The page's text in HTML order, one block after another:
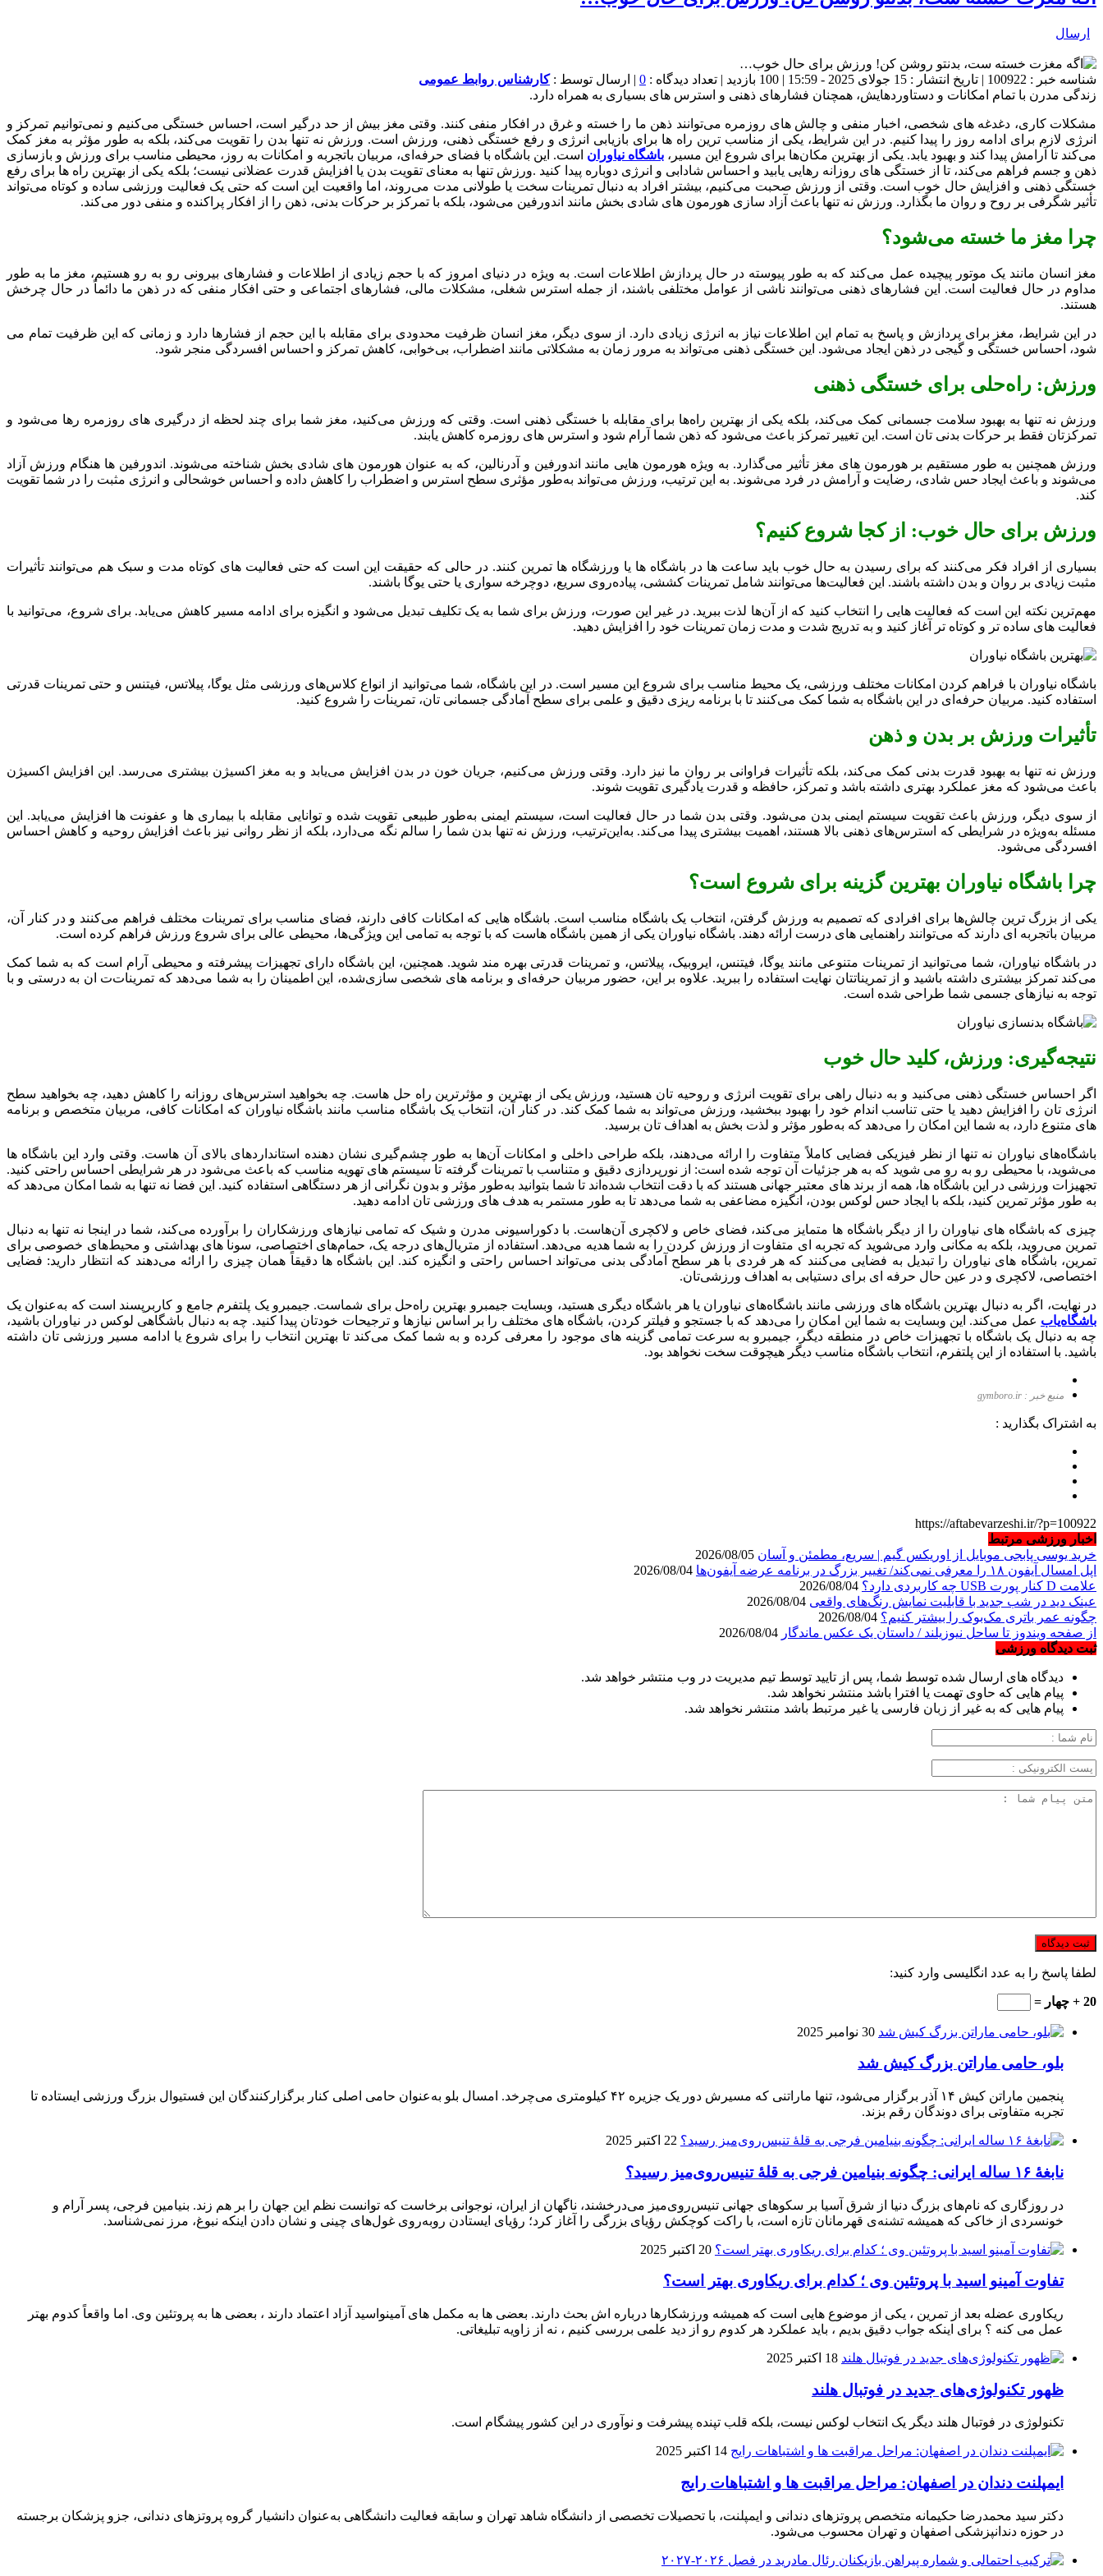
ارسال
شناسه خبر : 100922 | تاریخ انتشار : 15 جولای 2025 - 15:59 | 100 بازدید | تعداد دیدگاه : 0 | ارسال توسط :کارشناس روابط عمومی
زندگی مدرن با تمام امکانات و دستاوردهایش، همچنان فشارهای ذهنی و استرس ‌های بسیاری به همراه دارد.
مشکلات کاری، دغدغه‌ های شخصی، اخبار منفی و چالش ‌های روزمره می‌توانند ذهن ما را خسته و غرق در افکار منفی کنند. وقتی مغز بیش از حد درگیر است، احساس خستگی می‌کنیم و نمی‌توانیم تمرکز و
انرژی لازم برای ادامه روز را پیدا کنیم. در این شرایط، یکی از مناسب ترین راه ‌ها برای بازیابی انرژی و رفع خستگی ذهنی، ورزش است. ورزش نه تنها بدن را تقویت می‌کند، بلکه به‌ طور مؤثر به مغز کمک
می‌کند تا آرامش پیدا کند و بهبود یابد. یکی از بهترین مکان‌ها برای شروع این مسیر، باشگاه نیاوران است. این باشگاه با فضای حرفه‌ای، مربیان باتجربه و امکانات به ‌روز، محیطی مناسب برای ورزش و بازسازی
ذهن و جسم فراهم می‌کند، تا از خستگی ‌های روزانه رهایی یابید و احساس شادابی و انرژی دوباره پیدا کنید .ورزش تنها به معنای تقویت بدن یا افزایش قدرت عضلانی نیست؛ بلکه یکی از بهترین راه ‌ها برای رفع
خستگی ذهنی و افزایش حال خوب است. وقتی از ورزش صحبت می‌کنیم، بیشتر افراد به‌ دنبال تمرینات سخت یا طولانی مدت می‌روند، اما واقعیت این است که حتی یک فعالیت ورزشی ساده و کوتاه می‌تواند
تأثیر شگرفی بر روح و روان ما بگذارد. ورزش نه تنها باعث آزاد سازی هورمون ‌های شادی ‌بخش مانند اندورفین می‌شود، بلکه با تمرکز بر حرکات بدنی، ذهن را از افکار پراکنده و منفی دور می‌کند.
چرا مغز ما خسته می‌شود؟
مغز انسان مانند یک موتور پیچیده عمل می‌کند که به‌ طور پیوسته در حال پردازش اطلاعات است. به ‌ویژه در دنیای امروز که با حجم زیادی از اطلاعات و فشارهای بیرونی رو به ‌رو هستیم، مغز ما به ‌طور
مداوم در حال فعالیت است. این فشارهای ذهنی می‌توانند ناشی از عوامل مختلفی باشند، از جمله استرس شغلی، مشکلات مالی، فشارهای اجتماعی و حتی افکار منفی که در ذهن ما دائماً در حال چرخش
هستند.
در این شرایط، مغز برای پردازش و پاسخ به تمام این اطلاعات نیاز به انرژی زیادی دارد. از سوی دیگر، مغز انسان ظرفیت محدودی برای مقابله با این حجم از فشارها دارد و زمانی که این ظرفیت تمام می‌
شود، احساس خستگی و گیجی در ذهن ایجاد می‌شود. این خستگی ذهنی می‌تواند به‌ مرور زمان به مشکلاتی مانند اضطراب، بی‌خوابی، کاهش تمرکز و احساس افسردگی منجر شود.
ورزش: راه‌حلی برای خستگی ذهنی
ورزش نه تنها به بهبود سلامت جسمانی کمک می‌کند، بلکه یکی از بهترین راه‌ها برای مقابله با خستگی ذهنی است. وقتی که ورزش می‌کنید، مغز شما برای چند لحظه از درگیری ‌های روزمره رها می‌شود و
تمرکزتان فقط بر حرکات بدنی ‌تان است. این تغییر تمرکز باعث می‌شود که ذهن شما آرام شود و استرس‌ های روزمره کاهش یابند.
ورزش همچنین به‌ طور مستقیم بر هورمون ‌های مغز تأثیر می‌گذارد. به ‌ویژه هورمون‌ هایی مانند اندورفین و آدرنالین، که به عنوان هورمون ‌های شادی ‌بخش شناخته می‌شوند. اندورفین ‌ها هنگام ورزش آزاد
می‌شوند و باعث ایجاد حس شادی، رضایت و آرامش در فرد می‌شوند. به ‌این‌ ترتیب، ورزش می‌تواند به‌طور مؤثری سطح استرس و اضطراب را کاهش داده و احساس خوشحالی و انرژی مثبت را در شما تقویت
کند.
ورزش برای حال خوب: از کجا شروع کنیم؟
بسیاری از افراد فکر می‌کنند که برای رسیدن به حال خوب باید ساعت‌ ها در باشگاه‌ ها یا ورزشگاه‌ ها تمرین کنند. در حالی که حقیقت این است که حتی فعالیت‌ های کوتاه مدت و سبک هم می‌توانند تأثیرات
مثبت زیادی بر روان و بدن داشته باشند. این فعالیت‌ها می‌توانند شامل تمرینات کششی، پیاده‌روی سریع، دوچرخه‌ سواری یا حتی یوگا باشند.
مهم‌ترین نکته این است که فعالیت‌ هایی را انتخاب کنید که از آن‌ها لذت ببرید. در غیر این صورت، ورزش برای شما به یک تکلیف تبدیل می‌شود و انگیزه برای ادامه مسیر کاهش می‌یابد. برای شروع، می‌توانید با
فعالیت‌ های ساده‌ تر و کوتاه‌ تر آغاز کنید و به تدریج شدت و مدت زمان تمرینات خود را افزایش دهید.
باشگاه نیاوران با فراهم کردن امکانات مختلف ورزشی، یک محیط مناسب برای شروع این مسیر است. در این باشگاه، شما می‌توانید از انواع کلاس‌های ورزشی مثل یوگا، پیلاتس، فیتنس و حتی تمرینات قدرتی
استفاده کنید. مربیان حرفه‌ای در این باشگاه به شما کمک می‌کنند تا با برنامه‌ ریزی دقیق و علمی برای سطح آمادگی جسمانی‌ تان، تمرینات را شروع کنید.
تأثیرات ورزش بر بدن و ذهن
ورزش نه تنها به بهبود قدرت بدنی کمک می‌کند، بلکه تأثیرات فراوانی بر روان ما نیز دارد. وقتی ورزش می‌کنیم، جریان خون در بدن افزایش می‌یابد و به مغز اکسیژن بیشتری می‌رسد. این افزایش اکسیژن
باعث می‌شود که مغز عملکرد بهتری داشته باشد و تمرکز، حافظه و قدرت یادگیری تقویت شوند.
از سوی دیگر، ورزش باعث تقویت سیستم ایمنی بدن می‌شود. وقتی بدن شما در حال فعالیت است، سیستم ایمنی به‌طور طبیعی تقویت شده و توانایی مقابله با بیماری‌ ها و عفونت‌ ها افزایش می‌یابد. این
مسئله به‌ویژه در شرایطی که استرس‌های ذهنی بالا هستند، اهمیت بیشتری پیدا می‌کند. به‌این‌ترتیب، ورزش نه تنها بدن شما را سالم نگه می‌دارد، بلکه از نظر روانی نیز باعث افزایش روحیه و کاهش احساس
افسردگی می‌شود.
چرا باشگاه نیاوران بهترین گزینه برای شروع است؟
یکی از بزرگ ‌ترین چالش‌ها برای افرادی که تصمیم به ورزش گرفتن، انتخاب یک باشگاه مناسب است. باشگاه‌ هایی که امکانات کافی دارند، فضای مناسب برای تمرینات مختلف فراهم می‌کنند و در کنار آن،
مربیان باتجربه ‌ای دارند که می‌توانند راهنمایی ‌های درست ارائه دهند. باشگاه نیاوران یکی از همین باشگاه‌ هاست که با توجه به تمامی این ویژگی‌ها، محیطی عالی برای شروع ورزش فراهم کرده است.
در باشگاه نیاوران، شما می‌توانید از تمرینات متنوعی مانند یوگا، فیتنس، ایروبیک، پیلاتس، و تمرینات قدرتی بهره ‌مند شوید. همچنین، این باشگاه دارای تجهیزات پیشرفته و محیطی آرام است که به شما کمک
می‌کند تمرکز بیشتری داشته باشید و از تمریناتتان نهایت استفاده را ببرید. علاوه بر این، حضور مربیان حرفه‌ای و برنامه ‌های شخصی‌ سازی‌شده، این اطمینان را به شما می‌دهد که تمرینات‌ت ان به درستی و با
توجه به نیازهای جسمی شما طراحی شده است.
نتیجه‌گیری: ورزش، کلید حال خوب
اگر احساس خستگی ذهنی می‌کنید و به دنبال راهی برای تقویت انرژی و روحیه ‌تان هستید، ورزش یکی از بهترین و مؤثرترین راه‌ حل‌ هاست. چه بخواهید استرس‌های روزانه را کاهش دهید، چه بخواهید سطح
انرژی‌ تان را افزایش دهید یا حتی تناسب اندام خود را بهبود ببخشید، ورزش می‌تواند به شما کمک کند. در کنار آن، انتخاب یک باشگاه مناسب مانند باشگاه نیاوران که امکانات کافی، مربیان متخصص و برنامه
‌های متنوع دارد، به شما این امکان را می‌دهد که به‌طور مؤثر و لذت ‌بخش به اهداف ‌تان برسید.
باشگاه‌های نیاوران نه تنها از نظر فیزیکی فضایی کاملاً متفاوت را ارائه می‌دهند، بلکه طراحی داخلی و امکانات آن‌ها به ‌طور چشم‌گیری نشان ‌دهنده استانداردهای بالای آن ‌هاست. وقتی وارد این باشگاه‌ ها
می‌شوید، با محیطی رو به ‌رو می‌ شوید که به هر جزئیات آن توجه شده است: از نورپردازی دقیق و متناسب با تمرینات گرفته تا سیستم‌ های تهویه‌ مناسب که باعث می‌شود در هر شرایطی احساس راحتی کنید.
تجهیزات ورزشی در این باشگاه ‌ها، همه از برند های معتبر جهانی هستند که با دقت انتخاب شده‌اند تا شما بتوانید به‌طور مؤثر و بدون نگرانی از هر دستگاهی استفاده کنید. این فضا نه تنها به شما امکان می‌دهد که
به‌ طور مؤثر تمرین کنید، بلکه با ایجاد حس لوکس بودن، انگیزه مضاعفی به شما می‌دهد تا به ‌طور مستمر به هدف‌ های ورزشی ‌تان ادامه دهید.
چیزی که باشگاه ‌های نیاوران را از دیگر باشگاه‌ ها متمایز می‌کند، فضای خاص و لاکچری آن‌هاست. با دکوراسیونی مدرن و شیک که تمامی نیازهای ورزشکاران را برآورده می‌کند، شما در اینجا نه تنها به‌ دنبال
تمرین می‌روید، بلکه به مکانی وارد می‌شوید که تجربه ‌ای متفاوت از ورزش کردن را به شما هدیه می‌دهد. استفاده از متریال‌های درجه یک، حمام‌های اختصاصی، سونا های بهداشتی و محیط‌های خصوصی برای
تمرین، باشگاه ‌های نیاوران را تبدیل به فضایی می‌کنند که هر فردی با هر سطح آمادگی بدنی می‌تواند احساس راحتی و انگیزه کند. این باشگاه ‌ها دقیقاً همان چیزی را ارائه می‌دهند که انتظار دارید: فضایی
اختصاصی، لاکچری و در عین حال حرفه ‌ای برای دستیابی به اهداف ورزشی‌تان.
در نهایت، اگر به دنبال بهترین باشگاه ‌های ورزشی مانند باشگاه‌های نیاوران یا هر باشگاه دیگری هستید، وبسایت جیمبرو بهترین راه‌حل برای شماست. جیمبرو یک پلتفرم جامع و کاربرپسند است که به‌عنوان یک
باشگاه‌یاب عمل می‌کند. این وبسایت به شما این امکان را می‌دهد که با جستجو و فیلتر کردن، باشگاه‌ های مختلف را بر اساس نیازها و ترجیحات خودتان پیدا کنید. چه به دنبال باشگاهی لوکس در نیاوران باشید،
چه به دنبال یک باشگاه با تجهیزات خاص در منطقه دیگر، جیمبرو به‌ سرعت تمامی گزینه ‌های موجود را معرفی کرده و به شما کمک می‌کند تا بهترین انتخاب را برای شروع یا ادامه مسیر ورزشی‌ تان داشته
باشید. با استفاده از این پلتفرم، انتخاب باشگاه مناسب دیگر هیچوقت سخت نخواهد بود.
منبع خبر : gymboro.ir
به اشتراک بگذارید :
https://aftabevarzeshi.ir/?p=100922
اخبار ورزشی مرتبط
خرید یوسی پابجی موبایل از اوریکس گیم | سریع، مطمئن و آسان
اپل امسال آیفون ۱۸ را معرفی نمی‌کند/ تغییر بزرگ در برنامه عرضه آیفون‌ها
علامت D کنار پورت USB چه کاربردی دارد؟
عینک دید در شب جدید با قابلیت نمایش رنگ‌های واقعی
چگونه عمر باتری مک‌بوک را بیشتر کنیم؟
از صفحه ویندوز تا ساحل نیوزیلند / داستان یک عکس ماندگار
ثبت دیدگاه ورزشی
دیدگاه های ارسال شده توسط شما، پس از تایید توسط تیم مدیریت در وب منتشر خواهد شد.
پیام هایی که حاوی تهمت یا افترا باشد منتشر نخواهد شد.
پیام هایی که به غیر از زبان فارسی یا غیر مرتبط باشد منتشر نخواهد شد.
لطفا پاسخ را به عدد انگلیسی وارد کنید:
20 + چهار =
30 نوامبر 2025
بلو، حامی ماراتن بزرگ کیش شد
پنجمین ماراتن کیش ۱۴ آذر برگزار می‌شود، تنها ماراتنی که مسیرش دور یک جزیره ۴۲ کیلومتری می‌چرخد. امسال بلو به‌عنوان حامی اصلی کنار برگزارکنندگان این فستیوال بزرگ ورزشی ایستاده تا
تجربه متفاوتی برای دوندگان رقم بزند.
22 اکتبر 2025
نابغهٔ ۱۶ ساله ایرانی: چگونه بنیامین فرجی به قلهٔ تنیس‌روی‌میز رسید؟
در روزگاری که نام‌های بزرگ دنیا از شرق آسیا بر سکوهای جهانی تنیس‌روی‌میز می‌درخشند، ناگهان از ایران، نوجوانی برخاست که توانست نظم این جهان را بر هم زند. بنیامین فرجی، پسر آرام و
خونسردی از خاکی که همیشه تشنه‌ی قهرمانان تازه است، با راکت کوچکش رؤیای بزرگی را آغاز کرد؛ رؤیای ایستادن روبه‌روی غول‌های چینی و نشان دادن اینکه نبوغ، مرز نمی‌شناسد.
20 اکتبر 2025
تفاوت آمینو اسید با پروتئین وی ؛ کدام برای ریکاوری بهتر است؟
ریکاوری عضله بعد از تمرین ، یکی از موضوع‌ هایی‌ است که همیشه ورزشکارها درباره‌ اش بحث دارند. بعضی‌ ها به مکمل‌ های آمینواسید آزاد اعتماد دارند ، بعضی‌ ها به پروتئین وی. اما واقعاً کدوم بهتر
عمل می‌ کنه ؟ برای اینکه جواب دقیق بدیم ، باید عملکرد هر کدوم رو از دید علمی بررسی کنیم ، نه از زاویه تبلیغاتی.
18 اکتبر 2025
ظهور تکنولوژی‌های جدید در فوتبال هلند
تکنولوژی در فوتبال هلند دیگر یک انتخاب لوکس نیست، بلکه قلب تپنده پیشرفت و نوآوری در این کشور پیشگام است.
14 اکتبر 2025
ایمپلنت دندان در اصفهان: مراحل مراقبت ها و اشتباهات رایج
دکتر سید محمدرضا حکیمانه متخصص پروتزهای دندانی و ایمپلنت، با تحصیلات تخصصی از دانشگاه شاهد تهران و سابقه فعالیت دانشگاهی به‌عنوان دانشیار گروه پروتزهای دندانی، جزو پزشکان برجسته
در حوزه دندانپزشکی اصفهان و تهران محسوب می‌شود.